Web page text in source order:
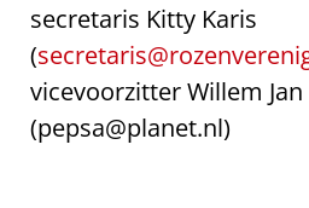
secretaris Kitty Karis
(
vicevoorzitter Willem
(pepsa@planet.nl)